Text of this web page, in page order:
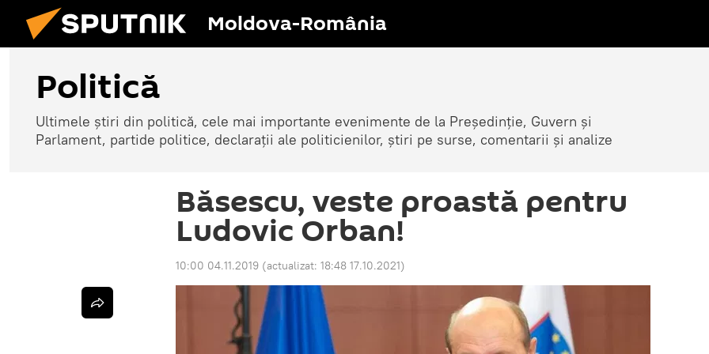
Moldova-România
Politică
Ultimele știri din politică, cele mai importante evenimente de la Președinție, Guvern și
Parlament, partide politice, declarații ale politicienilor, știri pe surse, comentarii și analize
Băsescu, veste proastă pentru
Ludovic Orban!
10:00 04.11.2019 (actualizat: 18:48 17.10.2021)